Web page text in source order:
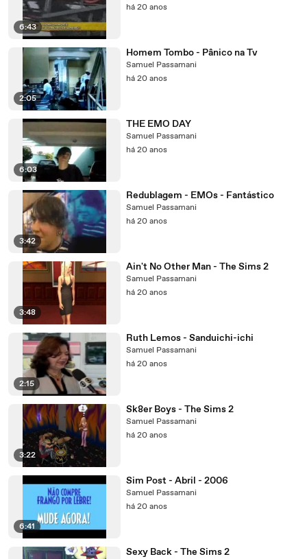
6:43
há 20 anos
2:05
Homem Tombo - Pânico na Tv
Samuel Passamani
há 20 anos
6:03
THE EMO DAY
Samuel Passamani
há 20 anos
3:42
Redublagem - EMOs - Fantástico
Samuel Passamani
há 20 anos
3:48
Ain't No Other Man - The Sims 2
Samuel Passamani
há 20 anos
2:15
Ruth Lemos - Sanduichi-ichi
Samuel Passamani
há 20 anos
3:22
Sk8er Boys - The Sims 2
Samuel Passamani
há 20 anos
6:41
Sim Post - Abril - 2006
Samuel Passamani
há 20 anos
Sexy Back - The Sims 2